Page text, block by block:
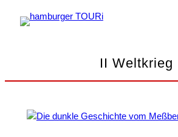
Inhalt
II Weltkrieg